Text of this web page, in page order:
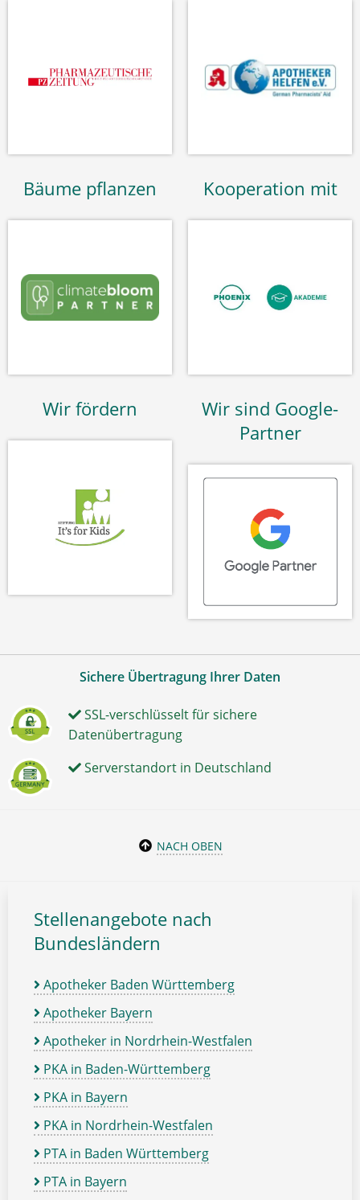
Bäume pflanzen Kooperation mit
Wir fördern
Wir sind Google-
Partner
Sichere Übertragung Ihrer Daten
SSL-verschlüsselt für sichere
Datenübertragung
Serverstandort in Deutschland
NACH OBEN
Stellenangebote nach
Bundesländern
Apotheker Baden Württemberg
Apotheker Bayern
Apotheker in Nordrhein-Westfalen
PKA in Baden-Württemberg
PKA in Bayern
PKA in Nordrhein-Westfalen
PTA in Baden Württemberg
PTA in Bayern